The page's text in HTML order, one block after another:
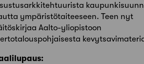
ympäristötaiteeseen. Teen nyt
Aalto-yliopistoon